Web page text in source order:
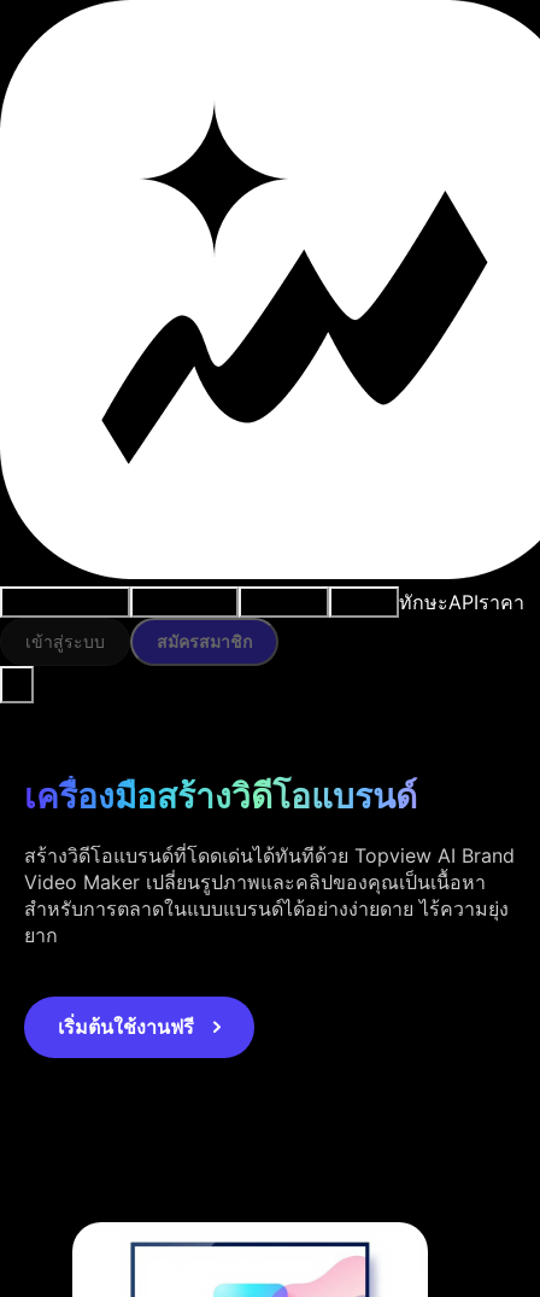
ทักษะAPIราคา
เข้าสู่ระบบ สมัครสมาชิก
เครื่องมือสร้างวิดีโอแบรนด์
สร้างวิดีโอแบรนด์ที่โดดเด่นได้ทันทีด้วย Topview AI Brand
Video Maker เปลี่ยนรูปภาพและคลิปของคุณเป็นเนื้อหา
สำหรับการตลาดในแบบแบรนด์ได้อย่างง่ายดาย ไร้ความยุ่ง
ยาก
เริ่มต้นใช้งานฟรี